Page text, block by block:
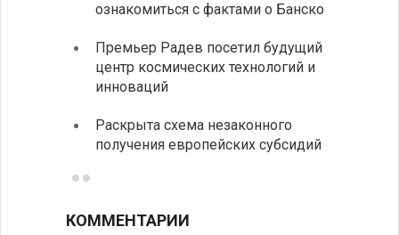
ознакомиться с фактами о Банско
Премьер Радев посетил будущий
центр космических технологий и
инноваций
Раскрыта схема незаконного
получения европейских субсидий
КОММЕНТАРИИ